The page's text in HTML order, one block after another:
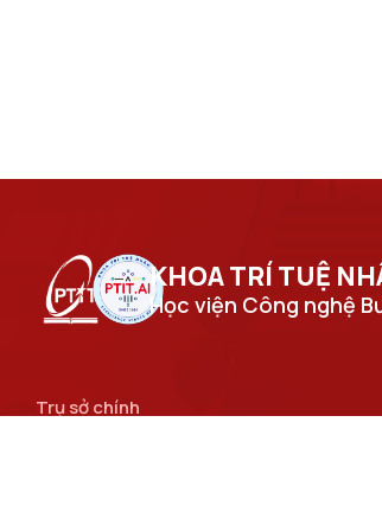
KHOA TRÍ TUỆ
Học viện Công nghệ
Trụ sở chính